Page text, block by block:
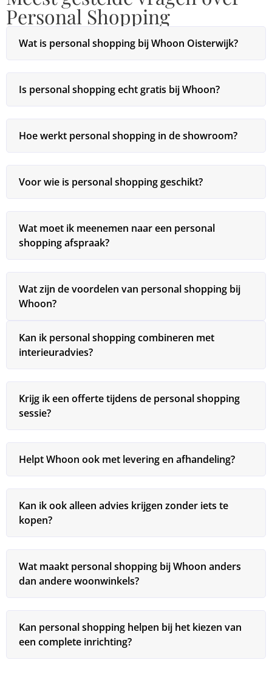
Personal Shopping
Wat is personal shopping bij Whoon Oisterwijk?
Is personal shopping echt gratis bij Whoon?
Hoe werkt personal shopping in de showroom?
Voor wie is personal shopping geschikt?
Wat moet ik meenemen naar een personal
shopping afspraak?
Wat zijn de voordelen van personal shopping bij
Whoon?
Kan ik personal shopping combineren met
interieuradvies?
Krijg ik een offerte tijdens de personal shopping
sessie?
Helpt Whoon ook met levering en afhandeling?
Kan ik ook alleen advies krijgen zonder iets te
kopen?
Wat maakt personal shopping bij Whoon anders
dan andere woonwinkels?
Kan personal shopping helpen bij het kiezen van
een complete inrichting?